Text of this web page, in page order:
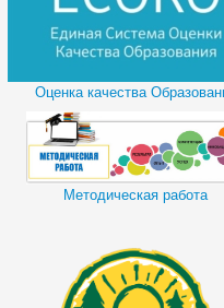
Оценка качества
Методическая работа